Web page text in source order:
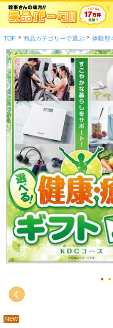
TOP > 商品カテゴリーで選ぶ > 体験型
NEW